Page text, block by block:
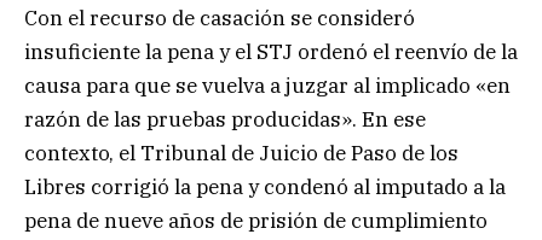
Con el recurso de casación se consideró
insuficiente la pena y el STJ ordenó el reenvío de la
causa para que se vuelva a juzgar al implicado «en
razón de las pruebas producidas». En ese
contexto, el Tribunal de Juicio de Paso de los
Libres corrigió la pena y condenó al imputado a la
pena de nueve años de prisión de cumplimiento